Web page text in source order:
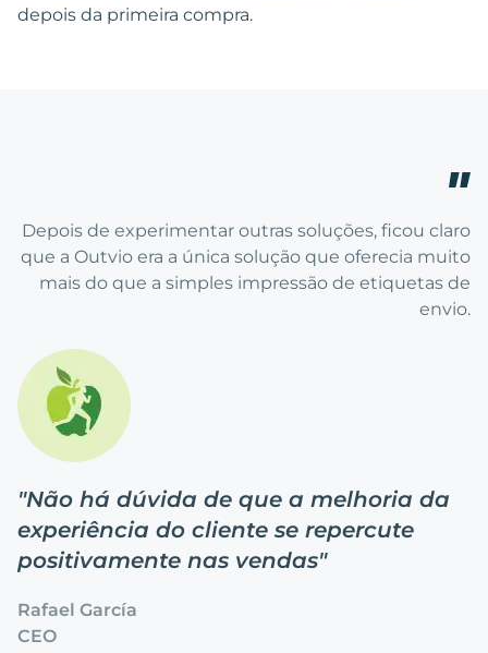
depois da primeira compra.
Depois de experimentar outras soluções, ficou claro
que a Outvio era a única solução que oferecia muito
mais do que a simples impressão de etiquetas de
envio.
"Não há dúvida de que a melhoria da
experiência do cliente se repercute
positivamente nas vendas"
Rafael García
CEO